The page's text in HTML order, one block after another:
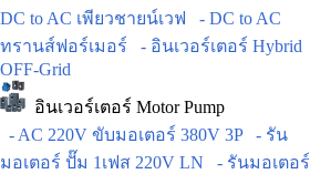
DC to AC เพียวชายน์เวฟ
- DC to AC
ทรานส์ฟอร์เมอร์
- อินเวอร์เตอร์ Hybrid
OFF-Grid
อินเวอร์เตอร์ Motor Pump
- AC 220V ขับมอเตอร์ 380V 3P
- รัน
มอเตอร์ ปั๊ม 1เฟส 220V LN
- รันมอเตอร์